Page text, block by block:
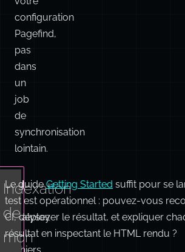
dans
un
job
de
synchronisation
lointain.
fichiers
HTML
de
votre
Indexation
de
mon
site
avec
test est opérationnel : pouvez-vous